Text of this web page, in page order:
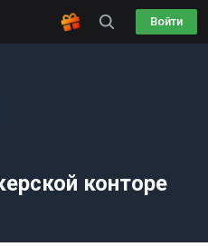
Войти
конторе